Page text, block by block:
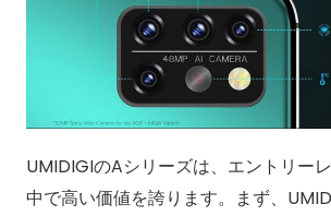
UMIDIGIのAシリーズは、エントリー
中で高い価値を誇ります。まず、